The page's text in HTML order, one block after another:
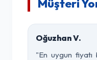
Müşteri
Oğuzhan V.
"En uygun fiyatı